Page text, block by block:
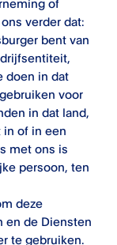
of
verder dat:
bent van
doen in dat
voor
in dat land,
of in een
met ons is
persoon, ten
deze
en de Diensten
te gebruiken.